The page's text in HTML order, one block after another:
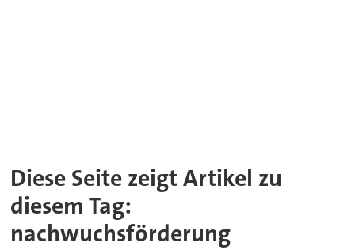
Diese Seite zeigt Artikel zu
diesem Tag:
nachwuchsförderung